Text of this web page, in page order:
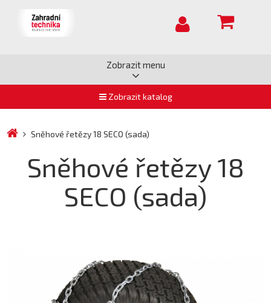
Zobrazit menu
Zobrazit katalog
Sněhové řetězy 18 SECO (sada)
Sněhové řetězy 18
SECO (sada)